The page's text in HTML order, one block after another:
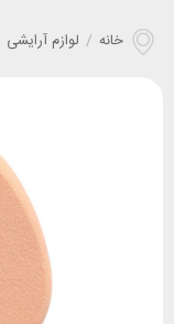
خانه / لوازم آرایشی